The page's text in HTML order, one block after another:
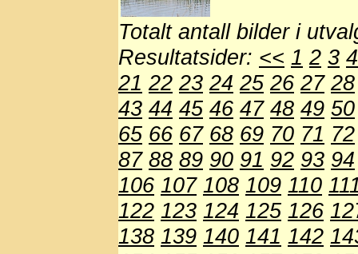
Totalt antall bilder i
Resultatsider: << 1 2 3 4
21 22 23 24 25 26 27 28
43 44 45 46 47 48 49 50
65 66 67 68 69 70 71 72
87 88 89 90 91 92 93 94
106 107 108 109 110
122 123 124 125 126
138 139 140 141 142